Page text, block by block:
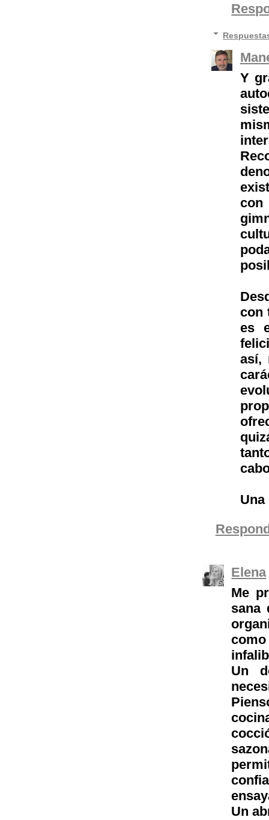
Y
con
con
es
así,
Elena
Me
sana
Un
Un